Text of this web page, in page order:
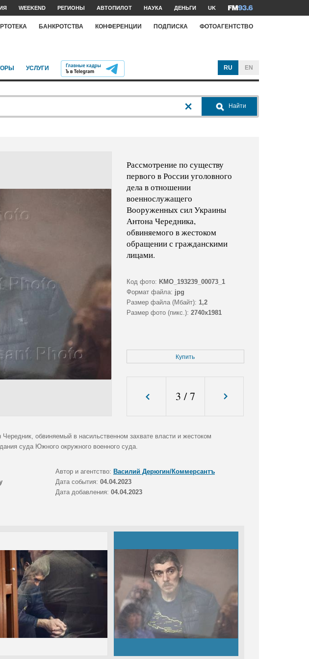
WEEKEND РЕГИОНЫ АВТОПИЛОТ НАУКА ДЕНЬГИ UK
БАНКРОТСТВА КОНФЕРЕНЦИИ ПОДПИСКА ФОТОАГЕНТСТВО
УСЛУГИ RU EN
Найти
Рассмотрение по существу
первого в России уголовного
дела в отношении
военнослужащего
Вооруженных сил Украины
Антона Чередника,
обвиняемого в жестоком
обращении с гражданскими
лицами.
Код фото: KMO_193239_00073_1
Формат файла: jpg
Размер файла (Мбайт): 1,2
Размер фото (пикс.): 2740x1981
Купить
3 /7
обвиняемый в насильственном захвате власти и жестоком
суда Южного окружного военного суда.
Автор и агентство: Василий Дерюгин/Коммерсантъ
Дата события: 04.04.2023
Дата добавления: 04.04.2023